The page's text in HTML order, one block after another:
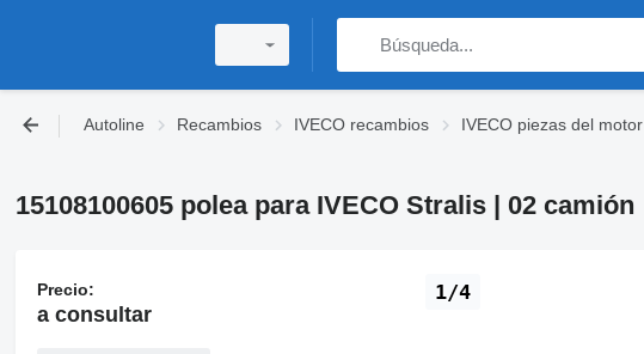
Autoline Recambios IVECO recambios IVECO piezas del motor
15108100605 polea para IVECO Stralis | 02 camión
1/4
Precio:
a consultar